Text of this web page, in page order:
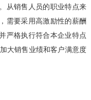
从销售人员的职业特点来
需要采用高激励性的薪酬
严格执行符合本企业特点
大销售业绩和客户满意度